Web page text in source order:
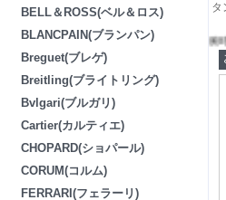
BELL＆ROSS(ベル＆ロス)
BLANCPAIN(ブランパン)
Breguet(ブレゲ)
Breitling(ブライトリング)
Bvlgari(ブルガリ)
Cartier(カルティエ)
CHOPARD(ショパール)
CORUM(コルム)
FERRARI(フェラーリ)
タ
ピー品を販売した最大店舗です。腕時